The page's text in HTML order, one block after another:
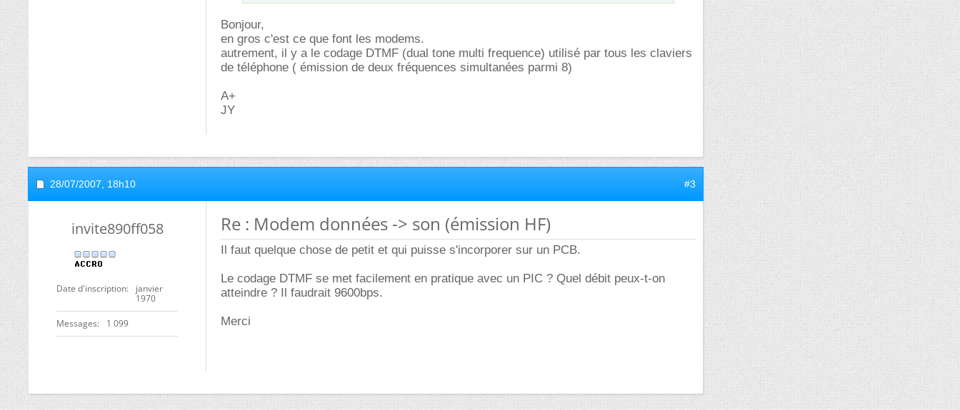
Bonjour,
en gros c'est ce que font les modems.
autrement, il y a le codage DTMF (dual tone multi frequence) utilisé par tous les claviers
de téléphone ( émission de deux fréquences simultanées parmi 8)
A+
JY
28/07/2007, 18h10 #3
invite890ff058
Date d'inscription
janvier
1970
Messages 1 099
Re : Modem données -> son (émission HF)
Il faut quelque chose de petit et qui puisse s'incorporer sur un PCB.
Le codage DTMF se met facilement en pratique avec un PIC ? Quel débit peux-t-on
atteindre ? Il faudrait 9600bps.
Merci